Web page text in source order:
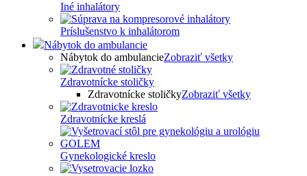
Iné inhalátory
Príslušenstvo k inhalátorom
Nábytok do ambulancie
Nábytok do ambulancieZobraziť všetky
Zdravotnícke stoličky
Zdravotnícke stoličkyZobraziť všetky
Zdravotnícke kreslá
Gynekologické kreslo